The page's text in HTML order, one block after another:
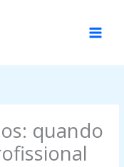
quando